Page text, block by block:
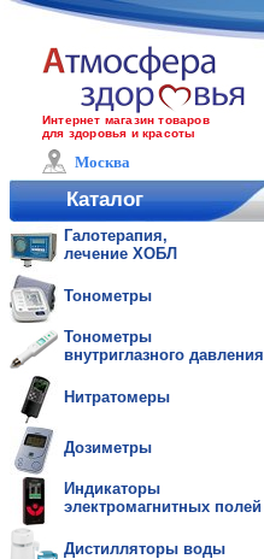
Интернет магазин товаров
для здоровья и красоты
Каталог
Галотерапия,
лечение ХОБЛ
Тонометры
Тонометры
внутриглазного давления
Нитратомеры
Дозиметры
Индикаторы
электромагнитных полей
Дистилляторы воды